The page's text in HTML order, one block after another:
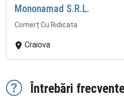
Mononamad S.R.L.
Comerț Cu Ridicata
Craiova
Întrebări